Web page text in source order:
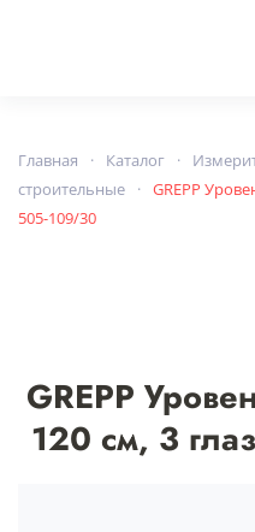
Главная Каталог
строительные
GREPP
505-109/30
GREPP
120 см, 3